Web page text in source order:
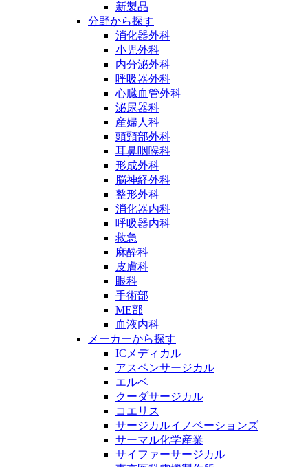
新製品
分野から探す
消化器外科
小児外科
内分泌外科
呼吸器外科
心臓血管外科
泌尿器科
産婦人科
頭頸部外科
耳鼻咽喉科
形成外科
脳神経外科
整形外科
消化器内科
呼吸器内科
救急
麻酔科
皮膚科
眼科
手術部
ME部
血液内科
メーカーから探す
ICメディカル
アスペンサージカル
エルベ
クーダサージカル
コエリス
サージカルイノベーションズ
サーマル化学産業
サイファーサージカル